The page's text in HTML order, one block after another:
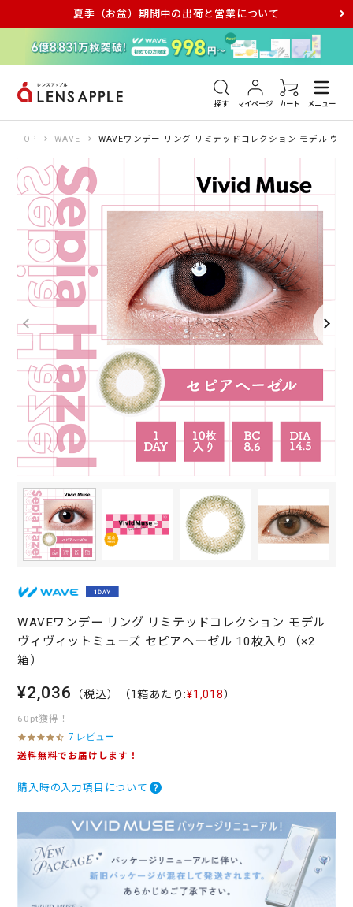
夏季（お盆）期間中の出荷と営業について
探す マイページ カート メニュー
アキュビュー メダリスト メガネ
TOP WAVE WAVEワンデー リング リミテッドコレクション モデル ヴ
WAVEワンデー リング リミテッドコレクション モデル
ヴィヴィットミューズ セピアヘーゼル 10枚入り（×2
箱）
¥2,036 （税込） （1箱あたり:¥1,018）
60pt獲得！
4
.
t
r
a
t
i
7 レビュー
送料無料でお届けします！
購入時の入力項目について